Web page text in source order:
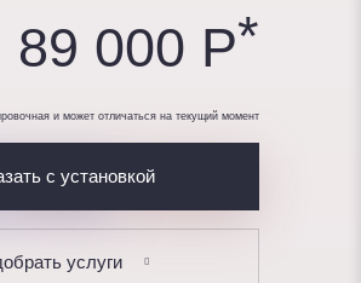
89 000 P*
и может отличаться на текущий момент
с установкой
услуги